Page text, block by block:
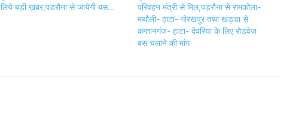
लिये बड़ी ख़बर,पडरौना से जायेगी बस…
परिवहन मंत्री से मिल,पड़रौना से रामकोला-
मथौली- हाटा- गोरखपुर तथा खड्डा से
कप्तानगंज- हाटा- देवरिया के लिए रोडवेज
बस चलाने की मांग